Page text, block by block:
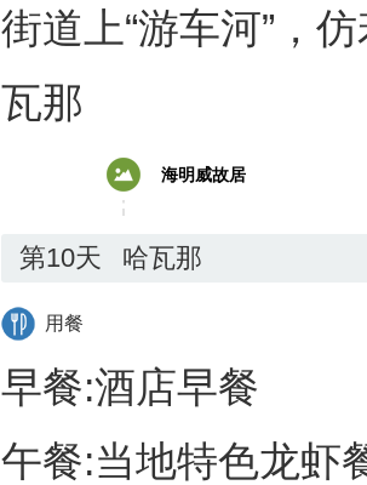
街道上“游车河”，
瓦那
海明威故居
第10天 哈瓦那
用餐
早餐:酒店早餐
午餐:当地特色龙虾